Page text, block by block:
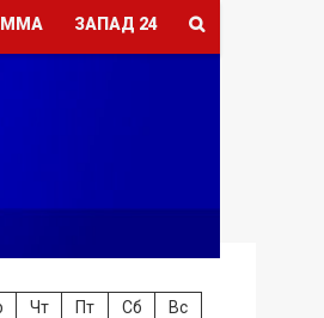
ЗАПАД 24
Чт Пт Сб Вс